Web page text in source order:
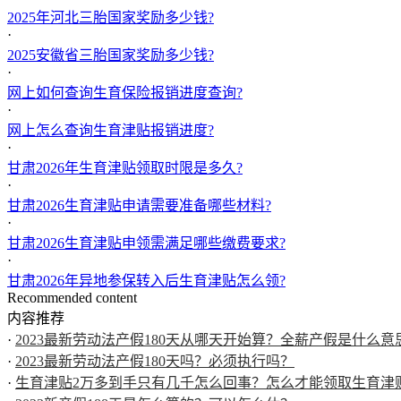
2025年河北三胎国家奖励多少钱?
·
2025安徽省三胎国家奖励多少钱?
·
网上如何查询生育保险报销进度查询?
·
网上怎么查询生育津贴报销进度?
·
甘肃2026年生育津贴领取时限是多久?
·
甘肃2026生育津贴申请需要准备哪些材料?
·
甘肃2026生育津贴申领需满足哪些缴费要求?
·
甘肃2026年异地参保转入后生育津贴怎么领?
Recommended content
内容推荐
· 2023最新劳动法产假180天从哪天开始算？全薪产假是什么意
· 2023最新劳动法产假180天吗？必须执行吗？
· 生育津贴2万多到手只有几千怎么回事？怎么才能领取生育津